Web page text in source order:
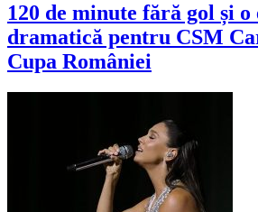
120 de minute fără gol și
dramatică pentru CSM
Cupa României